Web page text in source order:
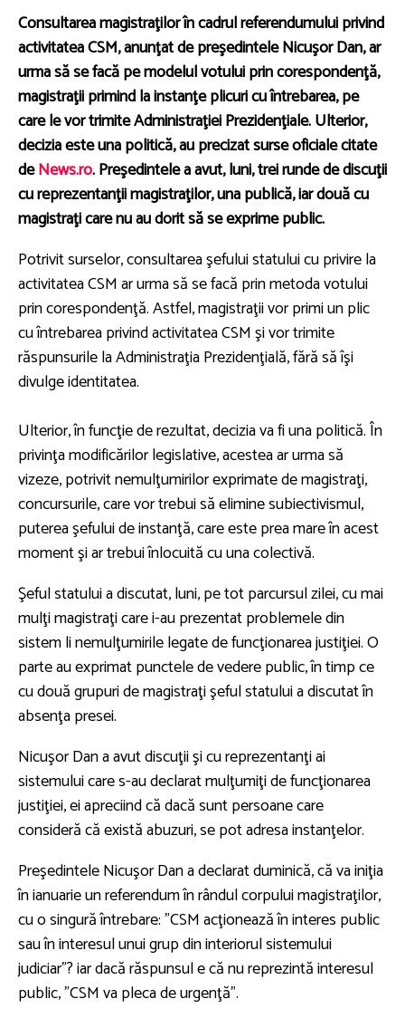
Consultarea magistraţilor în cadrul referendumului privind
activitatea CSM, anunţat de preşedintele Nicuşor Dan, ar
urma să se facă pe modelul votului prin corespondenţă,
magistraţii primind la instanţe plicuri cu întrebarea, pe
care le vor trimite Administraţiei Prezidenţiale. Ulterior,
decizia este una politică, au precizat surse oficiale citate
deNews.ro. Preşedintele a avut, luni, trei runde de discuţii
cu reprezentanţii magistraţilor, una publică, iar două cu
magistraţi care nu au dorit să se exprime public.
Potrivit surselor, consultarea şefului statului cu privire la
activitatea CSM ar urma să se facă prin metoda votului
prin corespondenţă. Astfel, magistraţii vor primi un plic
cu întrebarea privind activitatea CSM şi vor trimite
răspunsurile la Administraţia Prezidenţială, fără să îşi
divulge identitatea.
Ulterior, în funcţie de rezultat, decizia va fi una politică. În
privinţa modificărilor legislative, acestea ar urma să
vizeze, potrivit nemulţumirilor exprimate de magistraţi,
concursurile, care vor trebui să elimine subiectivismul,
puterea şefului de instanţă, care este prea mare în acest
moment şi ar trebui înlocuită cu una colectivă.
Şeful statului a discutat, luni, pe tot parcursul zilei, cu mai
mulţi magistraţi care i-au prezentat problemele din
sistem li nemulţumirile legate de funcţionarea justiţiei. O
parte au exprimat punctele de vedere public, în timp ce
cu două grupuri de magistraţi şeful statului a discutat în
absenţa presei.
Nicuşor Dan a avut discuţii şi cu reprezentanţi ai
sistemului care s-au declarat mulţumiţi de funcţionarea
justiţiei, ei apreciind că dacă sunt persoane care
consideră că există abuzuri, se pot adresa instanţelor.
Preşedintele Nicuşor Dan a declarat duminică, că va iniţia
în ianuarie un referendum în rândul corpului magistraţilor,
cu o singură întrebare: ”CSM acţionează în interes public
sau în interesul unui grup din interiorul sistemului
judiciar”? iar dacă răspunsul e că nu reprezintă interesul
public, ”CSM va pleca de urgenţă”.